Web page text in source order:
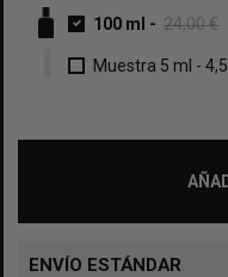
100 ml - 24,00 €
Muestra 5 ml -
ENVÍO ESTÁNDAR